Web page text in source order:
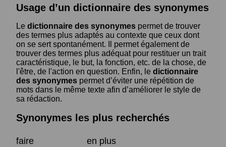
Usage d’un dictionnaire des synonymes
Le dictionnaire des synonymes permet de trouver
des termes plus adaptés au contexte que ceux dont
on se sert spontanément. Il permet également de
trouver des termes plus adéquat pour restituer un trait
caractéristique, le but, la fonction, etc. de la chose, de
l'être, de l'action en question. Enfin, le dictionnaire
des synonymes permet d’éviter une répétition de
mots dans le même texte afin d’améliorer le style de
sa rédaction.
Synonymes les plus recherchés
faire
en plus